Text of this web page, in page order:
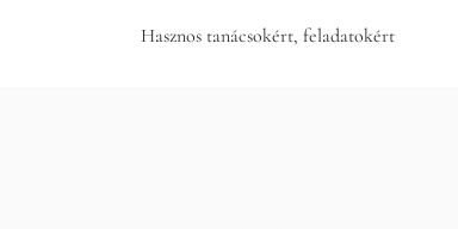
Hasznos tanácsokért, feladatokért